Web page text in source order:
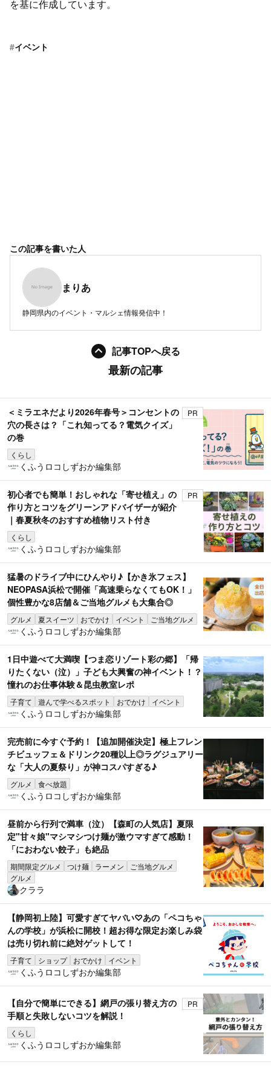
を基に作成しています。
#イベント
この記事を書いた人
まりあ
静岡県内のイベント・マルシェ情報発信中！
記事TOPへ戻る
最新の記事
＜ミラエネだより2026年春号＞コンセントの
穴の長さは？「これ知ってる？電気クイズ」
の巻
くらし
PR
くふうロコしずおか編集部
初心者でも簡単！おしゃれな「寄せ植え」の
作り方とコツをグリーンアドバイザーが紹介
｜春夏秋冬のおすすめ植物リスト付き
くらし
PR
くふうロコしずおか編集部
猛暑のドライブ中にひんやり♪【かき氷フェス】
NEOPASA浜松で開催「高速乗らなくてもOK！」
個性豊かな8店舗＆ご当地グルメも大集合◎
グルメ 夏スイーツ おでかけ イベント ご当地グルメ
くふうロコしずおか編集部
1日中遊べて大満喫【つま恋リゾート彩の郷】「帰
りたくない（泣）」子ども大興奮の神イベント！？
憧れのお仕事体験＆昆虫教室レポ
子育て 遊んで学べるスポット おでかけ イベント
くふうロコしずおか編集部
完売前に今すぐ予約！【追加開催決定】極上フレン
チビュッフェ＆ドリンク20種以上◎ラグジュアリー
な「大人の夏祭り」が神コスパすぎる♪
グルメ 食べ放題
くふうロコしずおか編集部
昼前から行列で満車（泣）【森町の人気店】夏限
定"甘々娘"マシマシつけ麺が激ウマすぎて感動！
「におわない餃子」も絶品
期間限定グルメ つけ麺 ラーメン
ご当地グルメ
グルメ
クララ
【静岡初上陸】可愛すぎてヤバい♡あの「ペコちゃ
んの学校」が浜松に開校！超お得な限定お楽しみ袋
は売り切れ前に絶対ゲットして！
子育て ショップ おでかけ イベント
くふうロコしずおか編集部
【自分で簡単にできる】網戸の張り替え方の
手順と失敗しないコツを解説！
くらし
PR
くふうロコしずおか編集部